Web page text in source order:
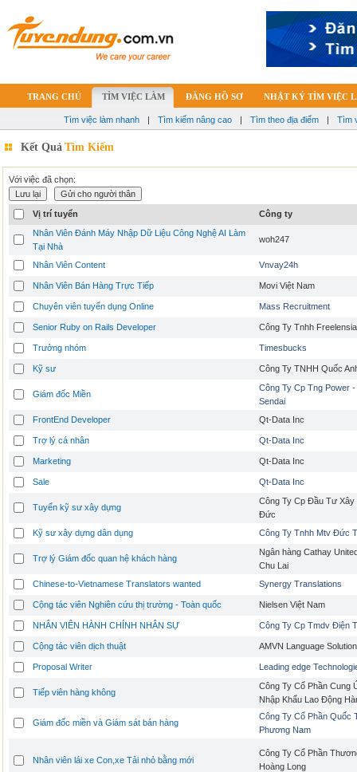
TRANG CHỦ TÌM VIỆC LÀM ĐĂNG HỒ SƠ NHẬT KÝ TÌM VIỆC
Tìm việc làm nhanh | Tìm kiếm nâng cao | Tìm theo địa điểm | Tìm
Kết Quả Tìm Kiếm
Với việc đã chọn:
Vị trí tuyển
Công ty
Nhân Viên Đánh Máy Nhập Dữ Liệu Công Nghệ AI Làm
Tại Nhà
woh247
Nhân Viên Content Vnvay24h
Nhân Viên Bán Hàng Trực Tiếp Movi Việt Nam
Chuyên viên tuyển dụng Online Mass Recruitment
Senior Ruby on Rails Developer Công Ty Tnhh Freelensia
Trưởng nhóm Timesbucks
Kỹ sư Công Ty TNHH Quốc
Giám đốc Miền
Công Ty Cp Tng Power
Sendai
FrontEnd Developer
Qt-Data Inc
Trợ lý cá nhân Qt-Data Inc
Marketing Qt-Data Inc
Sale Qt-Data Inc
Tuyển kỹ sư xây dựng
Công Ty Cp Đầu Tư Xây
Đức
Kỹ sư xây dựng dân dụng
Công Ty Tnhh Mtv Đức
Trợ lý Giám đốc quan hệ khách hàng
Ngân hàng Cathay
Chu Lai
Chinese-to-Vietnamese Translators wanted
Synergy Translations
Cộng tác viên Nghiên cứu thị trường - Toàn quốc Nielsen Việt Nam
NHÂN VIÊN HÀNH CHÍNH NHÂN SỰ Công Ty Cp Tmdv Điện
Cộng tác viên dịch thuật AMVN Language
Proposal Writer Leading edge
Tiếp viên hàng không
Công Ty Cổ Phần Cung
Nhập Khẩu Lao Động
Giám đốc miền và Giám sát bán hàng
Công Ty Cổ Phần Quốc
Phương Nam
Nhân viên lái xe Con,xe Tải nhỏ bằng mới
Công Ty Cổ Phần
Hoàng Long